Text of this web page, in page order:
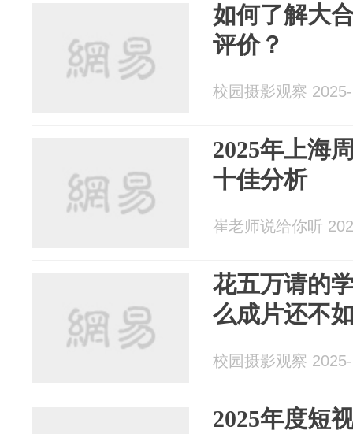
如何了解大
评价？
校园摄影观察
2025年上海
十佳分析
崔老师说给你听
花五万请的
么成片还不
校园摄影观察
2025年度短